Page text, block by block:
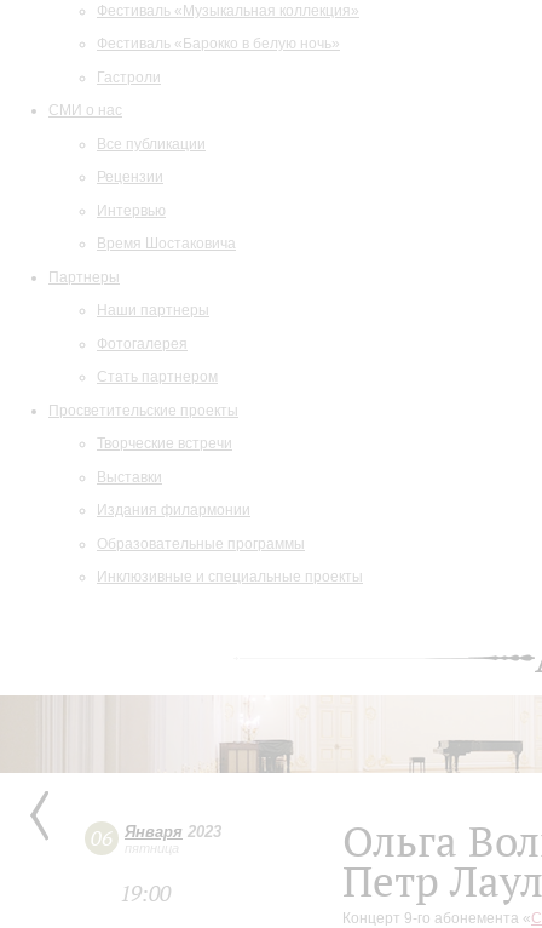
Фестиваль «Музыкальная коллекция»
Фестиваль «Барокко в белую ночь»
Гастроли
СМИ о нас
Все публикации
Рецензии
Интервью
Время Шостаковича
Партнеры
Наши партнеры
Фотогалерея
Стать партнером
Просветительские проекты
Творческие встречи
Выставки
Издания филармонии
Образовательные программы
Инклюзивные и специальные проекты
06 Января 2023
пятница
19:00
Ольга
Петр
Концерт 9-го абонемента «